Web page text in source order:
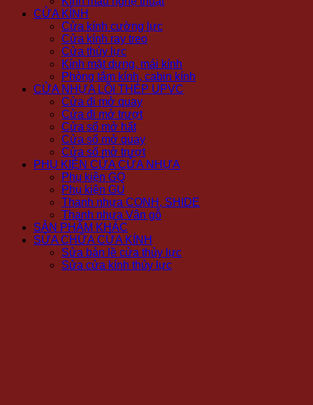
CỬA KÍNH
Cửa kính cường lực
Cửa kính ray treo
Cửa thủy lực
Kính mặt dựng, mái kính
Phòng tắm kính, cabin kính
CỬA NHỰA LÕI THÉP UPVC
Cửa đi mở quay
Cửa đi mở trượt
Cửa sổ mở hất
Cửa sổ mở quay
Cửa sổ mở trượt
PHỤ KIỆN CỬA CỬA NHỰA
Phụ kiện GQ
Phụ kiện GU
Thanh nhựa CONH, SHIDE
Thanh nhựa Vân gỗ
SẢN PHẨM KHÁC
SỬA CHỮA CỬA KÍNH
Sửa bản lề cửa thủy lực
Sửa cửa kính thủy lực